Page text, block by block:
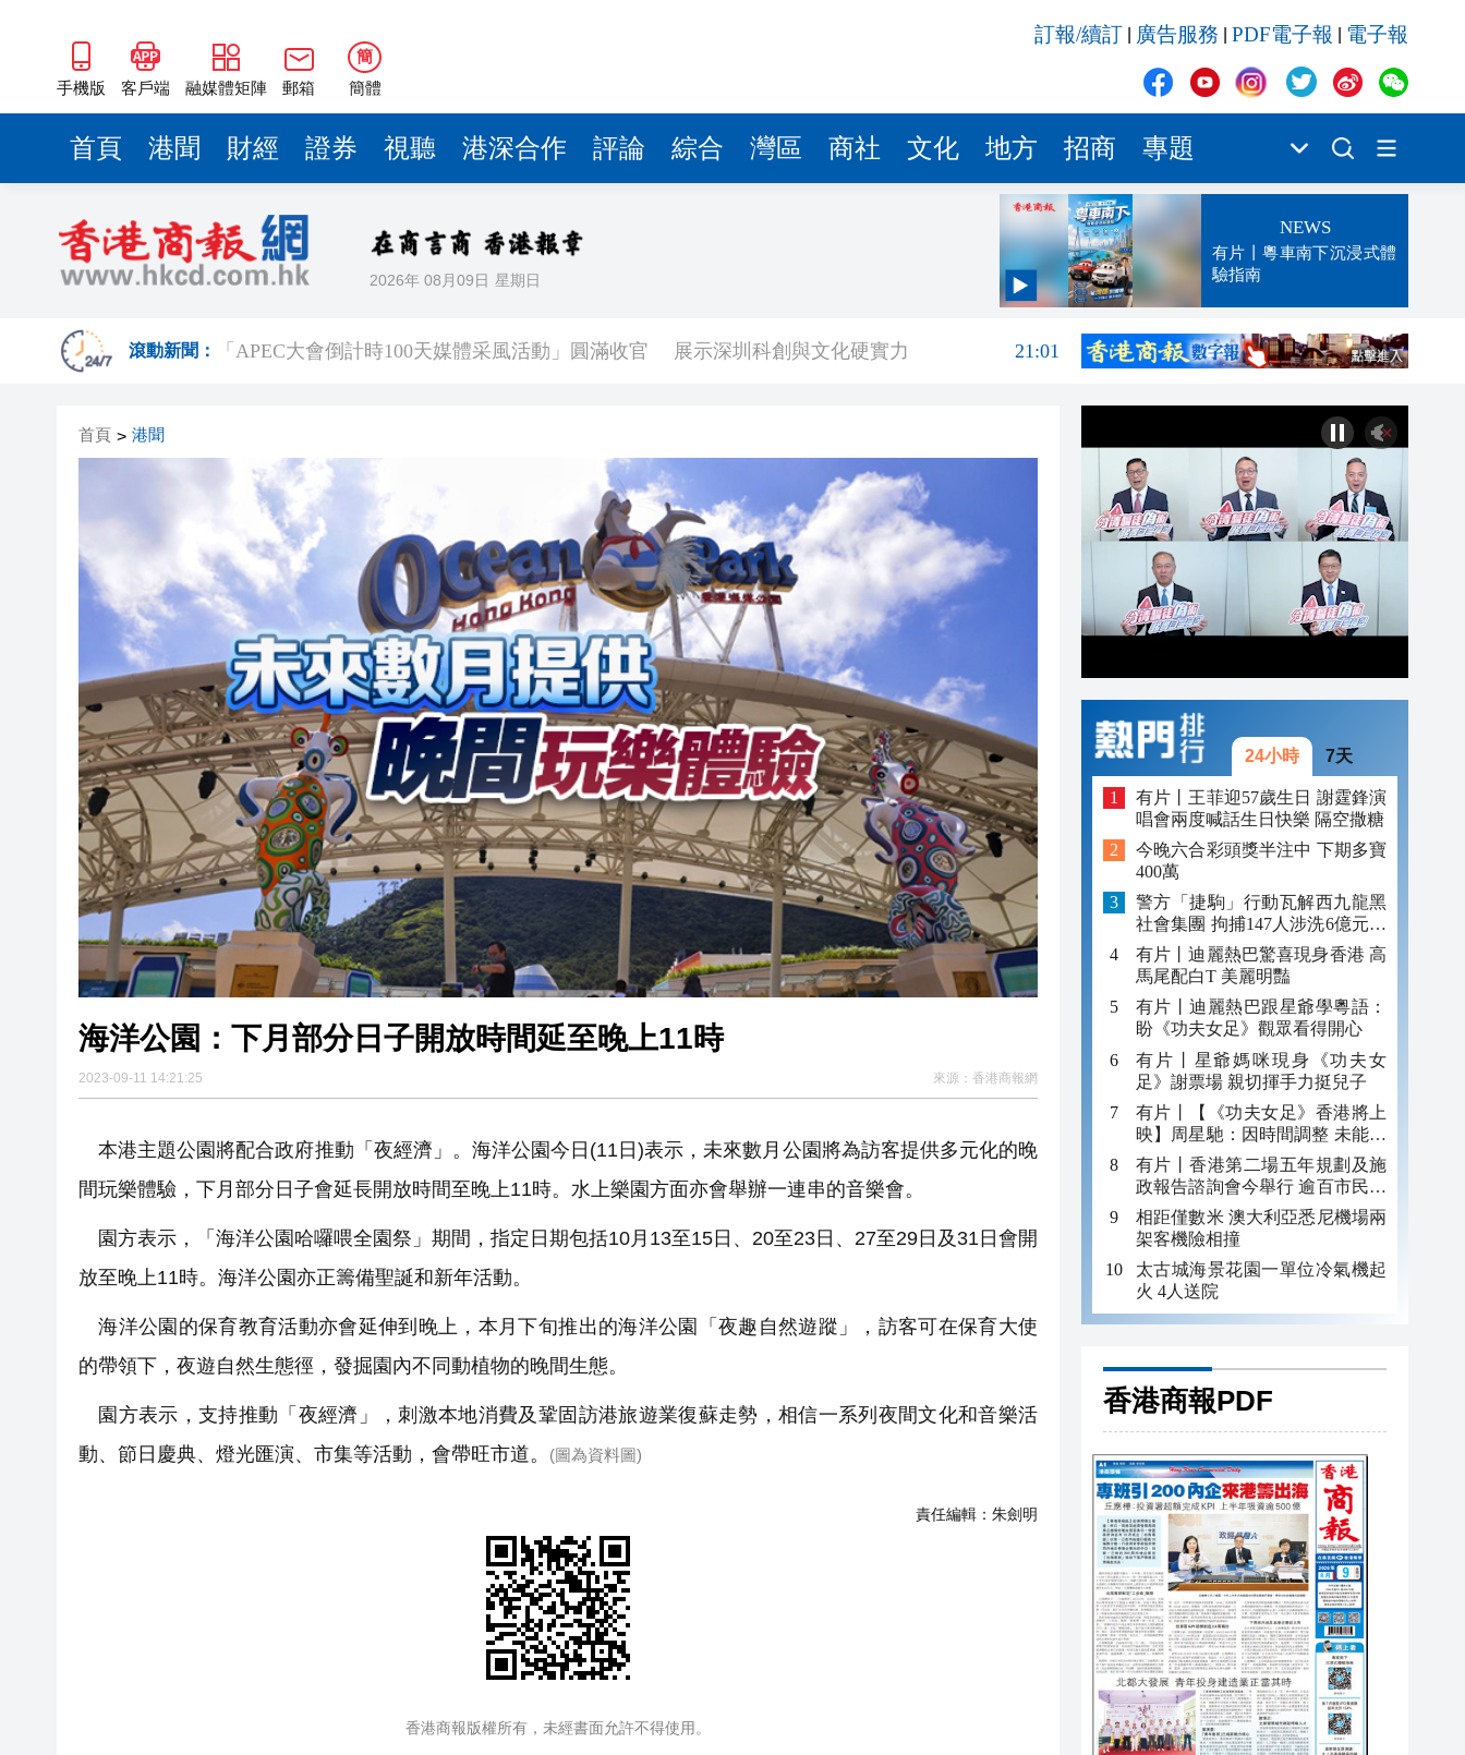
手機版 客戶端 融媒體矩陣 郵箱
簡
簡體
訂報/續訂 廣告服務 PDF電子報 電子報
首頁 港聞 財經 證券 視聽 港深合作 評論 綜合 灣區 商社 文化 地方 招商 專題
2026年 08月09日 星期日
NEWS
有片丨粵車南下沉浸式體
驗指南
滾動新聞：
21:08
「APEC大會倒計時100天媒體采風活動」圓滿收官 展示深圳科創與文化硬實力
21:01
【港樓】新盤PARK SILICON二期收1200票超購18倍 最快48小時內加推 二手交投續淡靜
颱風「白海豚」在浙江樂清二次登陸
祖父母節逾500參加者共創世界紀錄 呼籲社會以手部按摩連結長者
伊朗最高領袖與總統舉行會談 討論經濟和軍事等問題
首頁 > 港聞
海洋公園：下月部分日子開放時間延至晚上11時
2023-09-11 14:21:25 來源： 香港商報網
本港主題公園將配合政府推動「夜經濟」。海洋公園今日(11日)表示，未來數月公園將為訪客提供多元化的晚
間玩樂體驗，下月部分日子會延長開放時間至晚上11時。水上樂園方面亦會舉辦一連串的音樂會。
園方表示，「海洋公園哈囉喂全園祭」期間，指定日期包括10月13至15日、20至23日、27至29日及31日會開
放至晚上11時。海洋公園亦正籌備聖誕和新年活動。
海洋公園的保育教育活動亦會延伸到晚上，本月下旬推出的海洋公園「夜趣自然遊蹤」，訪客可在保育大使
的帶領下，夜遊自然生態徑，發掘園內不同動植物的晚間生態。
園方表示，支持推動「夜經濟」，刺激本地消費及鞏固訪港旅遊業復蘇走勢，相信一系列夜間文化和音樂活
動、節日慶典、燈光匯演、市集等活動，會帶旺市道。
(圖為資料圖)
責任編輯： 朱劍明
香港商報版權所有，未經書面允許不得使用。
24小時 7天
有片丨王菲迎57歲生日 謝霆鋒演
唱會兩度喊話生日快樂 隔空撒糖
今晚六合彩頭獎半注中 下期多寶
400萬
警方「捷駒」行動瓦解西九龍黑
社會集團 拘捕147人涉洗6億元黑
錢
有片丨迪麗熱巴驚喜現身香港 高
馬尾配白T 美麗明豔
有片丨迪麗熱巴跟星爺學粵語：
盼《功夫女足》觀眾看得開心
有片丨星爺媽咪現身《功夫女
足》謝票場 親切揮手力挺兒子
有片丨【《功夫女足》香港將上
映】周星馳：因時間調整 未能製
作粵語版 對此深表遺憾
有片丨香港第二場五年規劃及施
政報告諮詢會今舉行 逾百市民出
席
相距僅數米 澳大利亞悉尼機場兩
架客機險相撞
太古城海景花園一單位冷氣機起
火 4人送院
香港商報PDF